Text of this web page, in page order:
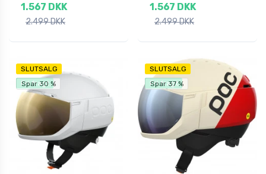
1.567 DKK
2.499 DKK
1.567 DKK
2.499 DKK
SLUTSALG
Fri fragt
Spar 30 %
SLUTSALG
Fri fragt
Spar 37 %